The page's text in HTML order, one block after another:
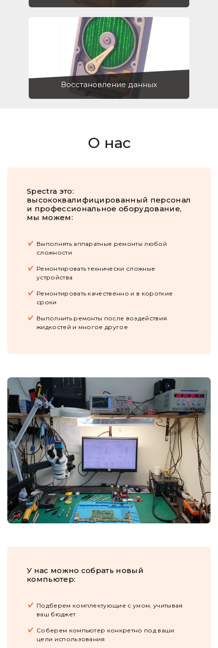
Восстановление данных
О нас
Spectra это:
высококвалифицированный персонал
и профессиональное оборудование,
мы можем:
Выполнять аппаратные ремонты любой
сложности
Ремонтировать технически сложные
устройства
Ремонтировать качественно и в короткие
сроки
Выполнить ремонты после воздействия
жидкостей и многое другое
У нас можно собрать новый
компьютер:
Подберем комплектующие с умом, учитывая
ваш бюджет
Соберем компьютер конкретно под ваши
цели использования